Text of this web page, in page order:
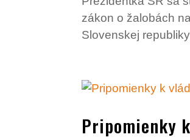
zákon o žalobách
Slovenskej
Pripomienky